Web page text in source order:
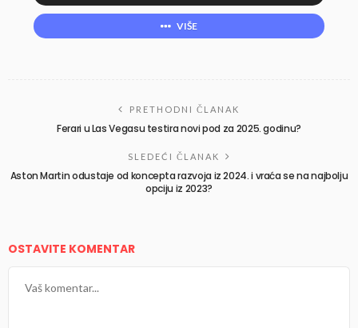
VIŠE
PRETHODNI ČLANAK
Ferari u Las Vegasu testira novi pod za 2025. godinu?
SLEDEĆI ČLANAK
Aston Martin odustaje od koncepta razvoja iz 2024. i vraća se na najbolju
opciju iz 2023?
OSTAVITE KOMENTAR